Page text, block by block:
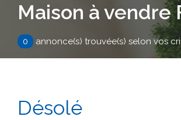
Maison à vendre
0 annonce(s) trouvée(s) selon vos
Désolé